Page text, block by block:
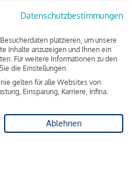
wesentlichen
Funktion.
Tipps
Barometer
Datenschutzbestimmungen
platzieren, um unsere
Inhalte anzuzeigen und Ihnen ein
Für weitere Informationen zu den
die Einstellungen.
gelten für alle Websites von
Einsparung, Karriere, Infina.
Ablehnen